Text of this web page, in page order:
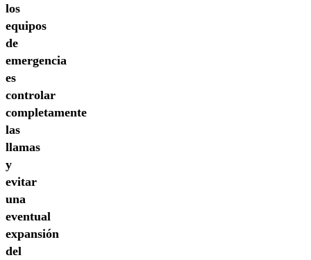
los
equipos
de
emergencia
es
controlar
completamente
las
llamas
y
evitar
una
eventual
expansión
del